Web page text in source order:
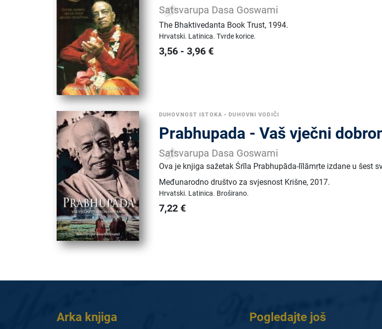
Satsvarupa Dasa Goswami
The Bhaktivedanta Book Trust, 1994.
Hrvatski. Latinica. Tvrde korice.
3,56 - 3,96 €
DUHOVNOST ISTOKA •DUHOVNI VODIČI
Prabhupada - Vaš vječni
Satsvarupa Dasa Goswami
Ova je knjiga sažetak Śrīla Prabhupāda-līlāmṛte izdane u šest
Međunarodno društvo za svjesnost Krišne, 2017.
Hrvatski. Latinica. Broširano.
7,22 €
Arka knjiga Pogledajte još